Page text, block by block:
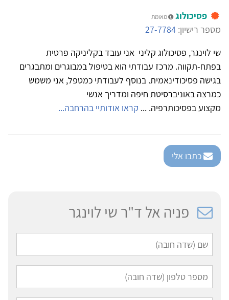
פסיכולוג מאומת
מספר רישיון: 27-7784
שי לוינגר, פסיכולוג קליני אני עובד בקליניקה פרטית
בפתח-תקווה. מרכז עבודתי הוא בטיפול במבוגרים ומתבגרים
בגישה פסיכודינאמית. בנוסף לעבודתי כמטפל, אני משמש
כמרצה באוניברסיטת חיפה ומדריך אנשי
מקצוע בפסיכותרפיה. ... קראו אודותיי בהרחבה...
כתבו אלי
פניה אל ד"ר שי לוינגר